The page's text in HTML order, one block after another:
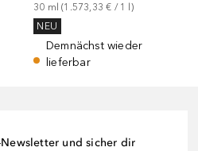
30 ml (1.573,33 € / 1 l)
NEU
Demnächst wieder
lieferbar
und sicher dir